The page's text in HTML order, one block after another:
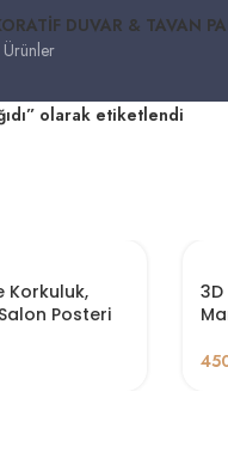
DUVAR & TAVAN
olarak etiketlendi
Korkuluk,
Posteri